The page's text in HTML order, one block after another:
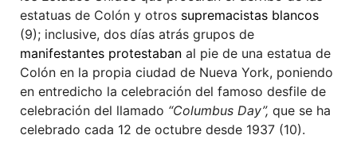
estatuas de Colón y otros supremacistas blancos
(9); inclusive, dos días atrás grupos de
manifestantes protestaban al pie de una estatua de
Colón en la propia ciudad de Nueva York, poniendo
en entredicho la celebración del famoso desfile de
celebración del llamado “Columbus Day”, que se ha
celebrado cada 12 de octubre desde 1937 (10).